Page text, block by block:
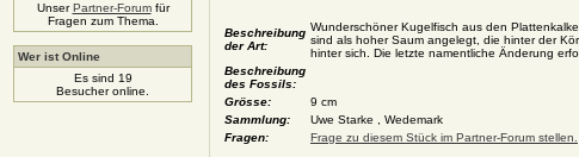
UnserPartner-Forumfür
Fragen zum Thema.
Wer ist Online
Es sind 19
Besucher online.
Beschreibung
der Art:
Wunderschöner Kugelfisch aus den
sind als hoher Saum angelegt, die hinter der
hinter sich. Die letzte namentliche Änderung
Beschreibung
des Fossils:
Grösse:
9 cm
Sammlung:
Uwe Starke , Wedemark
Fragen:
Frage zu diesem Stück im Partner-Forum stellen.